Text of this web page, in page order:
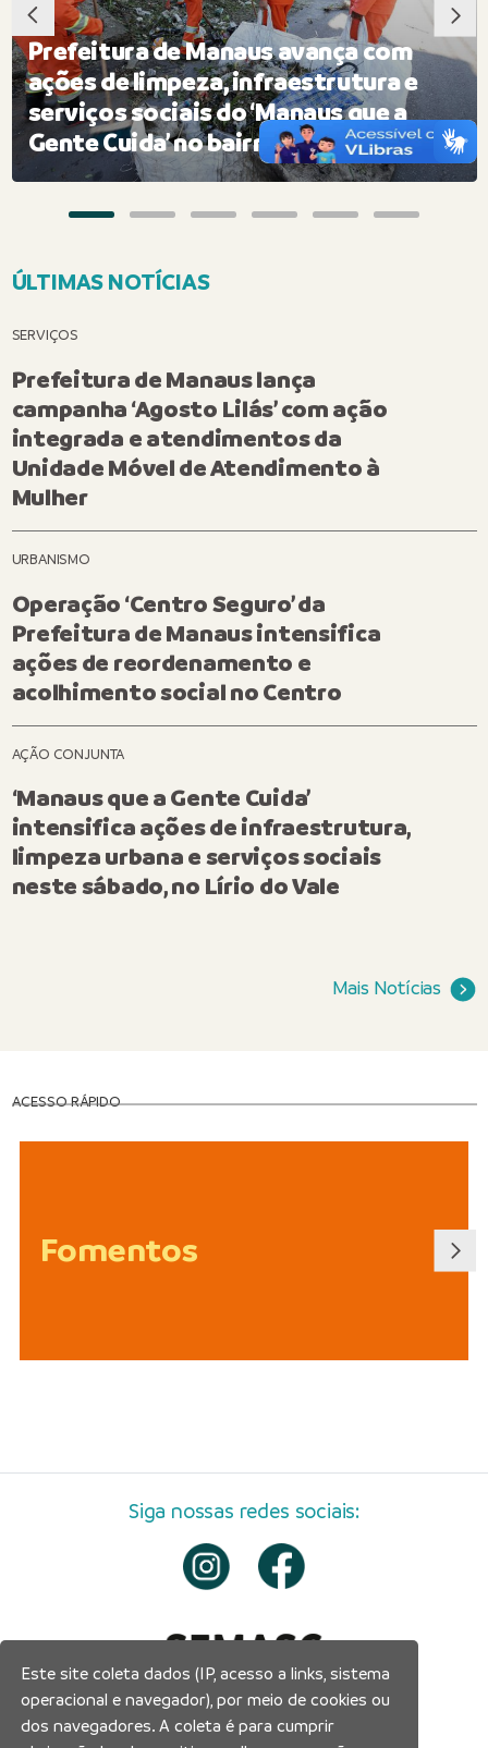
Prefeitura de Manaus avança com
ações de limpeza, infraestrutura e
serviços sociais do ‘Manaus que a
Gente Cuida’ no bairro Lírio do Vale
ÚLTIMAS NOTÍCIAS
SERVIÇOS
Prefeitura de Manaus lança
campanha ‘Agosto Lilás’ com ação
integrada e atendimentos da
Unidade Móvel de Atendimento à
Mulher
URBANISMO
Operação ‘Centro Seguro’ da
Prefeitura de Manaus intensifica
ações de reordenamento e
acolhimento social no Centro
AÇÃO CONJUNTA
‘Manaus que a Gente Cuida’
intensifica ações de infraestrutura,
limpeza urbana e serviços sociais
neste sábado, no Lírio do Vale
Mais Notícias
ACESSO RÁPIDO
Fomentos
Siga nossas redes sociais:
Este site coleta dados (IP, acesso a links, sistema
operacional e navegador), por meio de cookies ou
dos navegadores. A coleta é para cumprir